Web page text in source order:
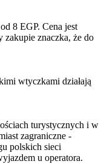
8 EGP. Cena jest
zakupie znaczka, że do
wtyczkami działają
turystycznych i w
zagraniczne -
polskich sieci
u operatora.